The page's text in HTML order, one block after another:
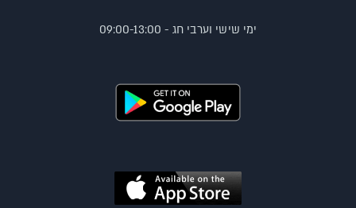
ימי שישי וערבי חג - 09:00-13:00